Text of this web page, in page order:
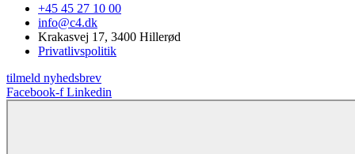
+45 45 27 10 00
info@c4.dk
Krakasvej 17, 3400 Hillerød
Privatlivspolitik
tilmeld nyhedsbrev
Facebook-f Linkedin